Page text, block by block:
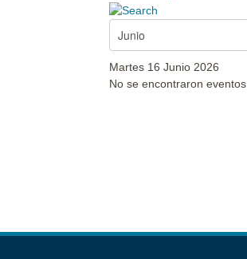
Martes 16 Junio 2026
No se encontraron eventos